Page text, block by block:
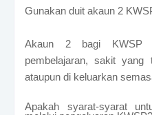
Gunakan duit akaun 2
Akaun 2 bagi KWSP
pembelajaran, sakit yang
ataupun di keluarkan
Apakah syarat-syarat